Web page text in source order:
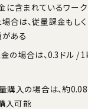
に含まれているワー
場合は、従量課金もし
ある
の場合は、0.3ドル /
購入の場合は、約
入可能